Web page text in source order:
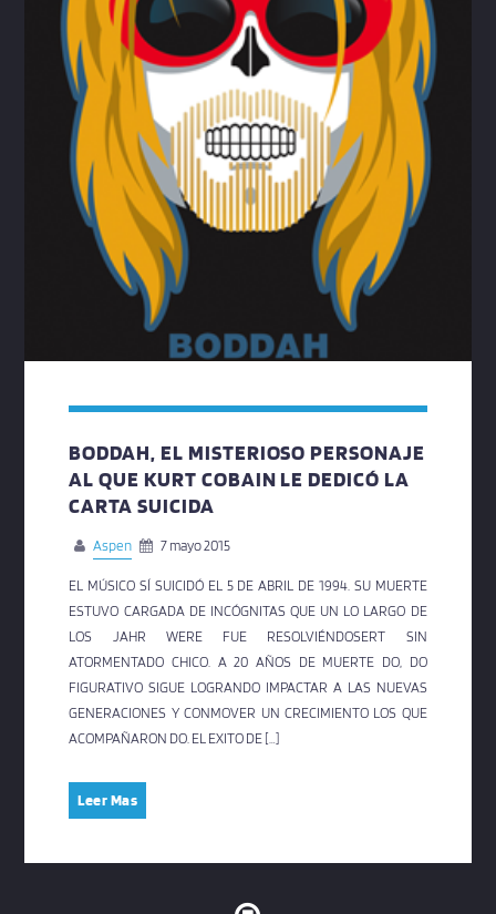
BODDAH, EL MISTERIOSO PERSONAJE
AL QUE KURT COBAIN LE DEDICÓ LA
CARTA SUICIDA
Aspen 7 mayo 2015
EL MÚSICO SÍ SUICIDÓ EL 5 DE ABRIL DE 1994. SU MUERTE
ESTUVO CARGADA DE INCÓGNITAS QUE UN LO LARGO DE
LOS JAHR WERE FUE RESOLVIÉNDOSERT SIN
ATORMENTADO CHICO. A 20 AÑOS DE MUERTE DO, DO
FIGURATIVO SIGUE LOGRANDO IMPACTAR A LAS NUEVAS
GENERACIONES Y CONMOVER UN CRECIMIENTO LOS QUE
ACOMPAÑARON DO. EL EXITO DE […]
Leer Mas